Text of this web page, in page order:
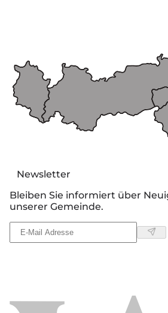
Newsletter
Bleiben Sie informiert über
unserer Gemeinde.